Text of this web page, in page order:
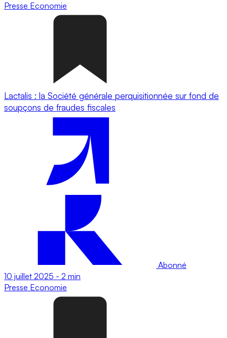
Presse Economie
Lactalis : la Société générale perquisitionnée sur fond de
soupçons de fraudes fiscales
Abonné
10 juillet 2025 - 2 min
Presse Economie